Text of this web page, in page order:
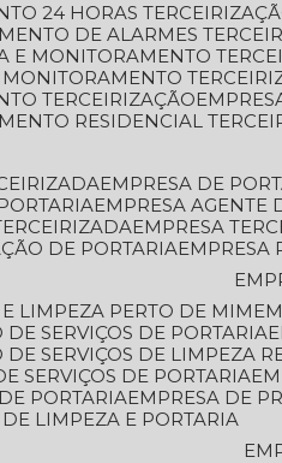
24 HORAS
DE ALARMES
E MONITORAMENTO
MONITORAMENTO
TERCEIRIZAÇÃO
RESIDENCIAL
EMPRESA DE
EMPRESA AGENTE
EMPRESA
DE PORTARIA
E LIMPEZA PERTO DE MIM
DE SERVIÇOS DE PORTARIA
DE SERVIÇOS DE LIMPEZA
SERVIÇOS DE PORTARIA
PORTARIA
EMPRESA DE
DE LIMPEZA E PORTARIA